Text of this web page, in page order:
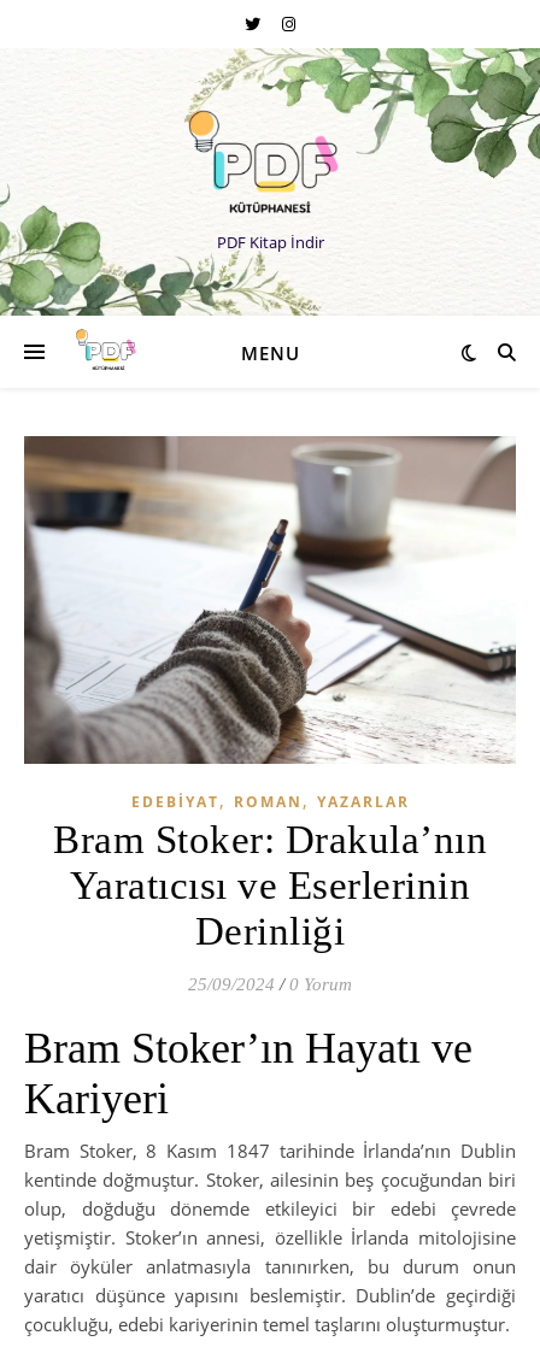
PDF Kitap İndir
MENU
EDEBIYAT, ROMAN , YAZARLAR
Bram Stoker: Drakula’nın
Yaratıcısı ve Eserlerinin
Derinliği
25/09/2024 / 0 Yorum
Bram Stoker’ın Hayatı ve
Kariyeri
Bram Stoker, 8 Kasım 1847 tarihinde İrlanda’nın Dublin
kentinde doğmuştur. Stoker, ailesinin beş çocuğundan biri
olup, doğduğu dönemde etkileyici bir edebi çevrede
yetişmiştir. Stoker’ın annesi, özellikle İrlanda mitolojisine
dair öyküler anlatmasıyla tanınırken, bu durum onun
yaratıcı düşünce yapısını beslemiştir. Dublin’de geçirdiği
çocukluğu, edebi kariyerinin temel taşlarını oluşturmuştur.